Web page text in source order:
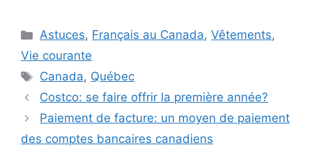
Catégories
Astuces, Français au Canada,Vêtements,
Vie courante
Étiquettes
Canada, Québec
Costco: se faire offrir la première année?
Paiement de facture: un moyen de paiement
des comptes bancaires canadiens